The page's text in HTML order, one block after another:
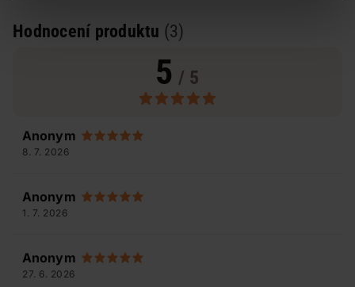
Hodnocení produktu (3)
5 / 5
Anonym
8. 7. 2026
Anonym
1. 7. 2026
Anonym
27. 6. 2026